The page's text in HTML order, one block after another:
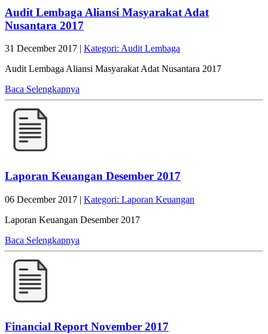
Audit Lembaga Aliansi Masyarakat Adat
Nusantara 2017
31 December 2017 | Kategori: Audit Lembaga
Audit Lembaga Aliansi Masyarakat Adat Nusantara 2017
Baca Selengkapnya
Laporan Keuangan Desember 2017
06 December 2017 | Kategori: Laporan Keuangan
Laporan Keuangan Desember 2017
Baca Selengkapnya
Financial Report November 2017